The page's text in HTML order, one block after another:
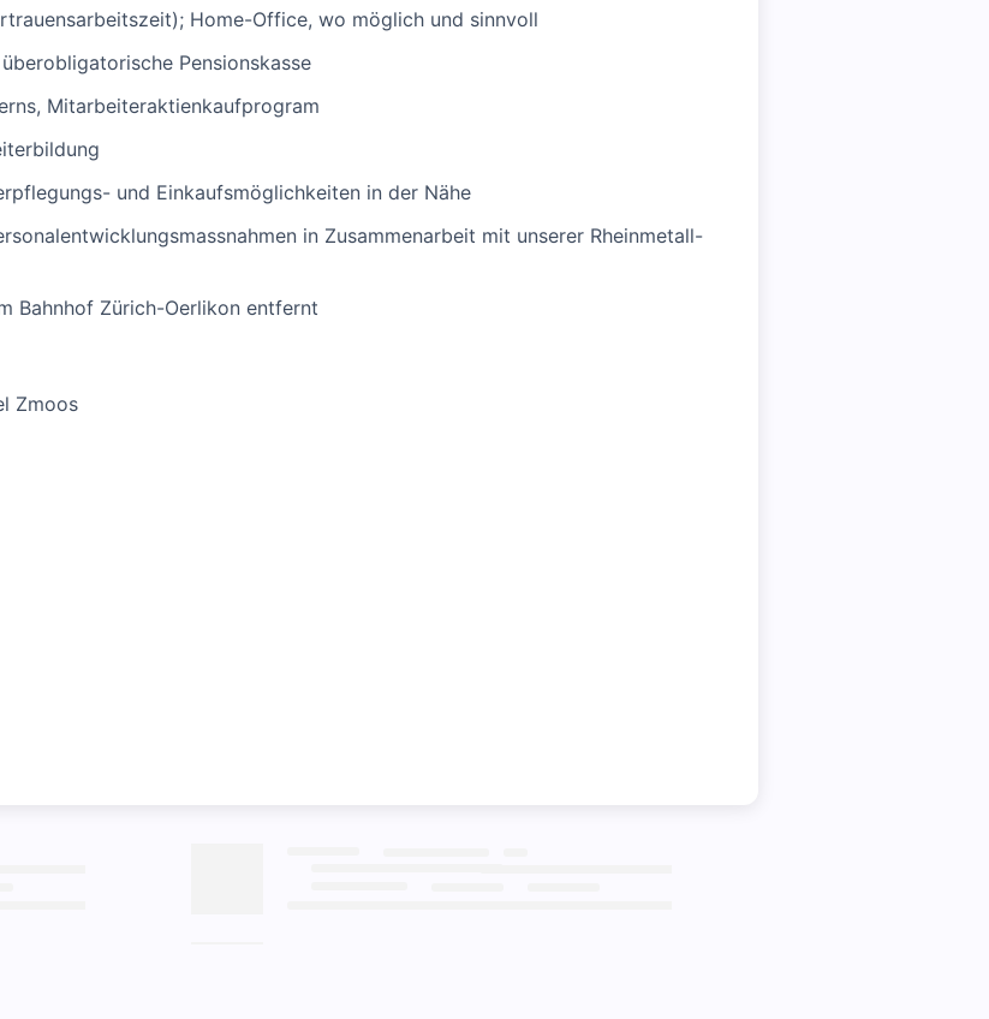
Home-Office, wo möglich und sinnvoll
Pensionskasse
Mitarbeiteraktienkaufprogram
und Einkaufsmöglichkeiten in der Nähe
in Zusammenarbeit mit unserer Rheinmetall-
Bahnhof Zürich-Oerlikon entfernt
Zmoos